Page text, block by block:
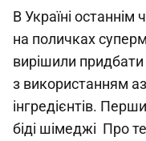
В Україні
на поличках
вирішили придбати
з використанням
інгредієнтів.
біді шімеджі Про